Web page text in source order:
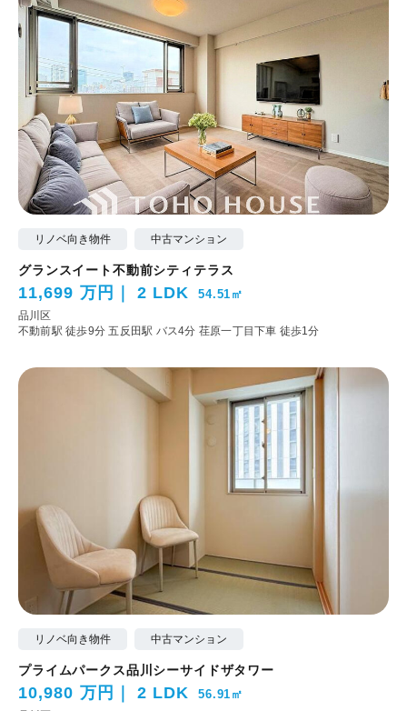
リノベ向き物件 中古マンション
グランスイート不動前シティテラス
11,699 万円 2 LDK 54.51㎡
品川区
不動前駅 徒歩9分五反田駅 バス4分 荏原一丁目下車 徒歩1分
リノベ向き物件 中古マンション
プライムパークス品川シーサイドザタワー
10,980 万円 2 LDK 56.91㎡